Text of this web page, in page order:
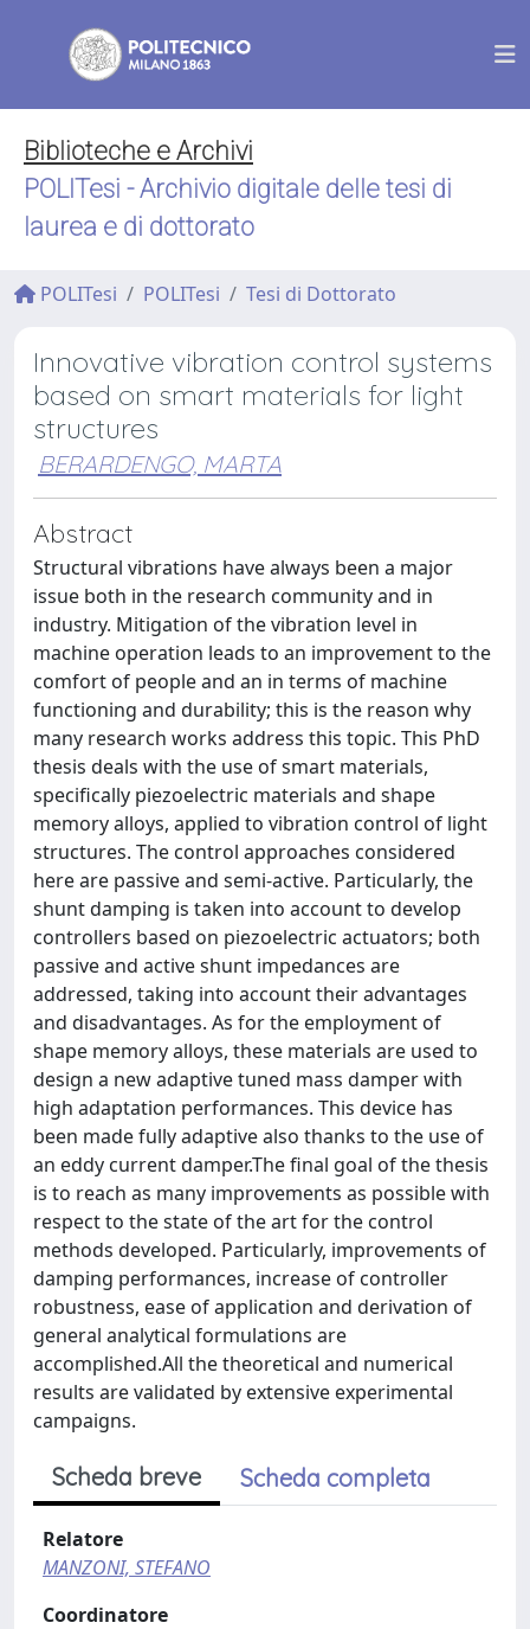
Biblioteche e Archivi
POLITesi - Archivio digitale delle tesi di
laurea e di dottorato
POLITesi POLITesi Tesi di Dottorato
Innovative vibration control systems
based on smart materials for light
structures
BERARDENGO, MARTA
Abstract
Structural vibrations have always been a major
issue both in the research community and in
industry. Mitigation of the vibration level in
machine operation leads to an improvement to the
comfort of people and an in terms of machine
functioning and durability; this is the reason why
many research works address this topic. This PhD
thesis deals with the use of smart materials,
specifically piezoelectric materials and shape
memory alloys, applied to vibration control of light
structures. The control approaches considered
here are passive and semi-active. Particularly, the
shunt damping is taken into account to develop
controllers based on piezoelectric actuators; both
passive and active shunt impedances are
addressed, taking into account their advantages
and disadvantages. As for the employment of
shape memory alloys, these materials are used to
design a new adaptive tuned mass damper with
high adaptation performances. This device has
been made fully adaptive also thanks to the use of
an eddy current damper.The final goal of the thesis
is to reach as many improvements as possible with
respect to the state of the art for the control
methods developed. Particularly, improvements of
damping performances, increase of controller
robustness, ease of application and derivation of
general analytical formulations are
accomplished.All the theoretical and numerical
results are validated by extensive experimental
campaigns.
Scheda breve Scheda completa
Relatore
MANZONI, STEFANO
Coordinatore